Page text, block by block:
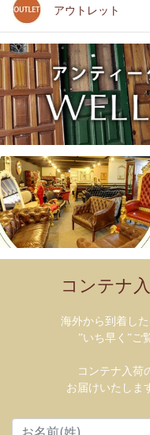
アウトレット
コンテナ
海外から到着し
”いち早く”ご
コンテナ入荷
お届けいたしま